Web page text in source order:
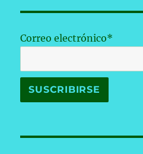
Correo electrónico*